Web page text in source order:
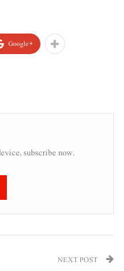
Google+
subscribe now.
NEXT POST